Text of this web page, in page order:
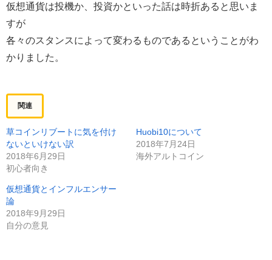
仮想通貨は投機か、投資かといった話は時折あると思いま
すが
各々のスタンスによって変わるものであるということがわ
かりました。
関連
草コインリブートに気を付け
ないといけない訳
2018年6月29日
初心者向き
Huobi10について
2018年7月24日
海外アルトコイン
仮想通貨とインフルエンサー
論
2018年9月29日
自分の意見